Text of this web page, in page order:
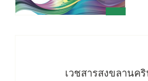
เวชสารสงขลานค